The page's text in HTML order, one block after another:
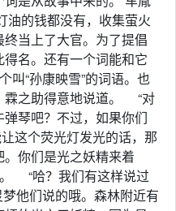
的钱都没有，收集萤火
当上了大官。为了提倡
名。还有一个词能和它
孙康映雪”的词语。也
霖之助得意地说道。 “对
琴吧？不过，如果你们
让这个荧光灯发光的话，那
你们是光之妖精来着
“哈？我们有这样说过
他们说的哦。森林附近有